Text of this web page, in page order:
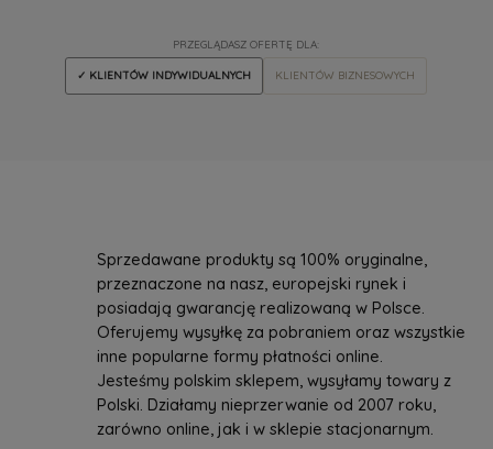
PRZEGLĄDASZ OFERTĘ DLA:
✓ KLIENTÓW INDYWIDUALNYCH KLIENTÓW BIZNESOWYCH
Sprzedawane produkty są 100% oryginalne,
przeznaczone na nasz, europejski rynek i
posiadają gwarancję realizowaną w Polsce.
Oferujemy wysyłkę za pobraniem oraz wszystkie
inne popularne formy płatności online.
Jesteśmy polskim sklepem, wysyłamy towary z
Polski. Działamy nieprzerwanie od 2007 roku,
zarówno online, jak i w sklepie stacjonarnym.